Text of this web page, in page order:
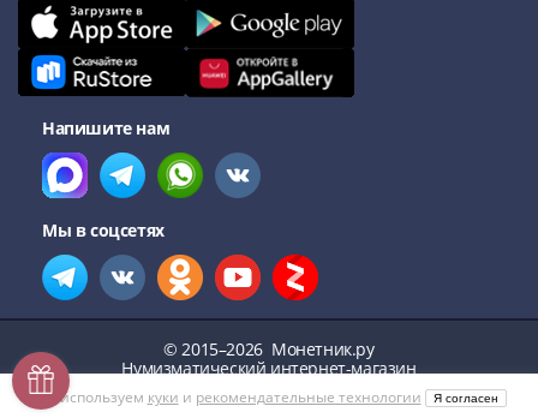
Напишите нам
Мы в соцсетях
© 2015–2026 Монетник.ру
Нумизматический интернет-магазин